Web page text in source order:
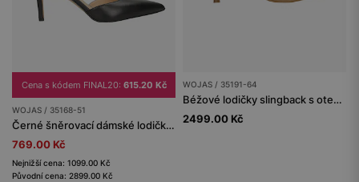
Cena s kódem FINAL20: 615.20 Kč
WOJAS / 35168-51
Černé šněrovací dámské lodičky se špičatou špičkou
769.00 Kč
Nejnižší cena: 1099.00 Kč
Původní cena: 2899.00 Kč
WOJAS / 35191-64
Béžové lodičky slingback s otevřenou patou
2499.00 Kč